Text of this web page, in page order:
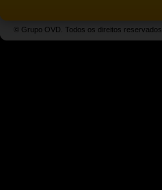
© Grupo OVD. Todos os direitos reservados.